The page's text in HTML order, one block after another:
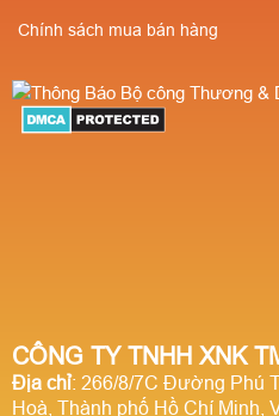
CÔNG TY TNHH XNK
Địa chỉ: 266/8/7C Đường Phú
Hoà, Thành phố Hồ Chí Minh,
Chính sách mua bán hàng